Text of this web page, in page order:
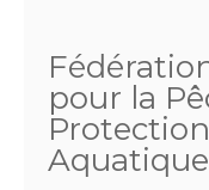
pour la
Aquatique